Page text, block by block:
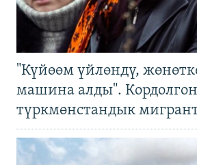
"Күйөөм үйлөндү,
машина алды". Кордолгон
түркмөнстандык